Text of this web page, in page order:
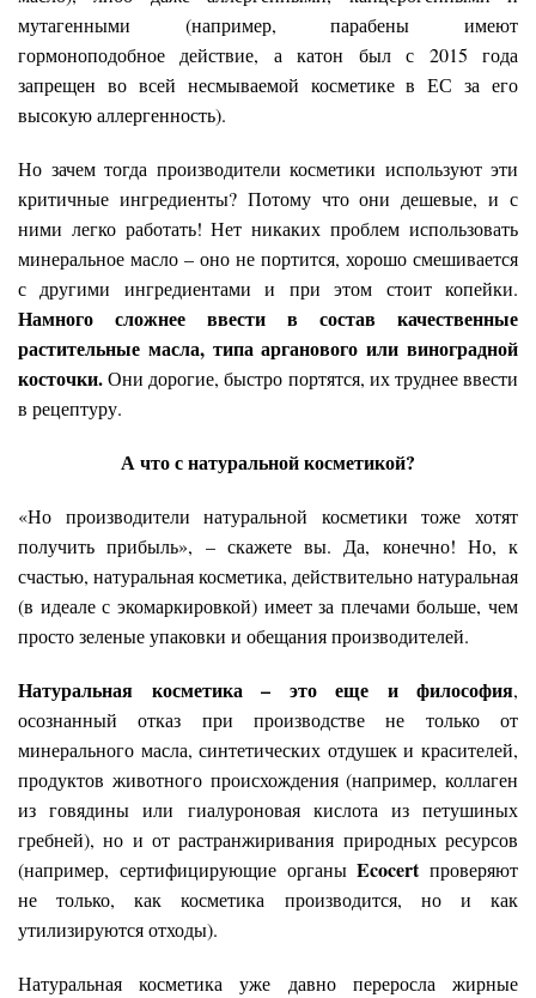
мутагенными (например, парабены имеют
гормоноподобное действие, а катон был с 2015 года
запрещен во всей несмываемой косметике в ЕС за его
высокую аллергенность).
Но зачем тогда производители косметики используют эти
критичные ингредиенты? Потому что они дешевые, и с
ними легко работать! Нет никаких проблем использовать
минеральное масло – оно не портится, хорошо смешивается
с другими ингредиентами и при этом стоит копейки.
Намного сложнее ввести в состав качественные
растительные масла, типа арганового или виноградной
косточки.Они дорогие, быстро портятся, их труднее ввести
в рецептуру.
А что с натуральной косметикой?
«Но производители натуральной косметики тоже хотят
получить прибыль», – скажете вы. Да, конечно! Но, к
счастью, натуральная косметика, действительно натуральная
(в идеале с экомаркировкой) имеет за плечами больше, чем
просто зеленые упаковки и обещания производителей.
Натуральная косметика – это еще и философия,
осознанный отказ при производстве не только от
минерального масла, синтетических отдушек и красителей,
продуктов животного происхождения (например, коллаген
из говядины или гиалуроновая кислота из петушиных
гребней), но и от растранжиривания природных ресурсов
(например, сертифицирующие органыEcocertпроверяют
не только, как косметика производится, но и как
утилизируются отходы).
Натуральная косметика уже давно переросла жирные